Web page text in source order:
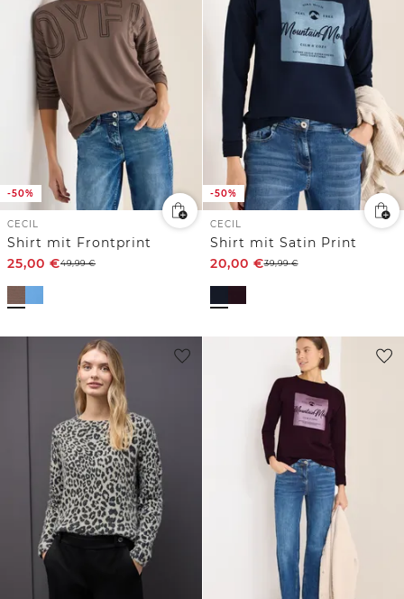
-50%
CECIL
Shirt mit Frontprint
25,00 €49,99€
-50%
CECIL
Shirt mit Satin Print
20,00 €39,99€